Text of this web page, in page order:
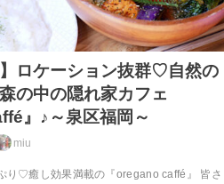
】ロケーション抜群♡自然の
の中の隠れ家カフェ
』♪～泉区福岡～
miu
り♡癒し効果満載の『oregano caffé』 皆さ